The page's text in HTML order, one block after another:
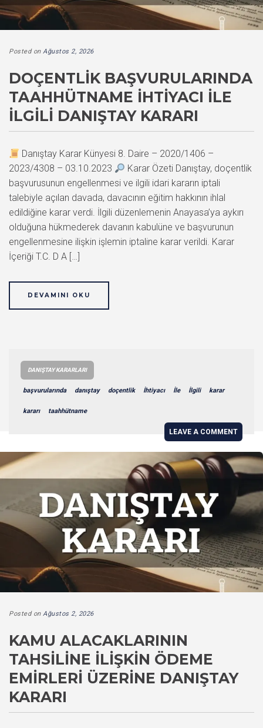
Posted on Ağustos 2, 2026
DOÇENTLIK BAŞVURULARINDA
TAAHHÜTNAME İHTIYACI İLE
İLGILI DANIŞTAY KARARI
Danıştay Karar Künyesi 8. Daire – 2020/1406 –
2023/4308 – 03.10.2023
Karar Özeti Danıştay, doçentlik
başvurusunun engellenmesi ve ilgili idari kararın iptali
talebiyle açılan davada, davacının eğitim hakkının ihlal
edildiğine karar verdi. İlgili düzenlemenin Anayasa’ya aykırı
olduğuna hükmederek davanın kabulüne ve başvurunun
engellenmesine ilişkin işlemin iptaline karar verildi. Karar
İçeriği T.C. D A […]
DEVAMINI OKU
DANIŞTAY KARARLARI
başvurularında danıştay doçentlik İhtiyacı İle İlgili karar
kararı taahhütname
LEAVE A COMMENT
Posted on Ağustos 2, 2026
KAMU ALACAKLARININ
TAHSILINE İLIŞKIN ÖDEME
EMIRLERI ÜZERINE DANIŞTAY
KARARI